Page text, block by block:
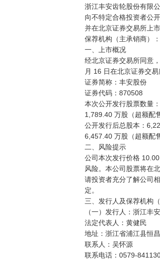
浙江丰安齿轮股份有限
向不特定合格投资者公
并在北京证券交易所上
保荐机构（主承销商）
一、上市概况
经北京证券交易所同意
月 16 日在北京证券交易
证券简称：丰安股份
证券代码：870508
本次公开发行股票数量
1,789.40 万股（超额配
公开发行后总股本：
6,457.40 万股（超额配
二、风险提示
公司本次发行价格
风险。本公司股票将在
请投资者充分了解公司
定。
三、发行人及保荐机构
（一）发行人：浙江丰
法定代表人：黄健民
地址：浙江省浦江县恒
联系人：吴怀源
联系电话：0579-